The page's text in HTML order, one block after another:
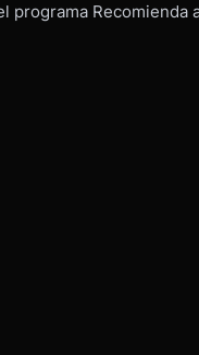
programa Recomienda